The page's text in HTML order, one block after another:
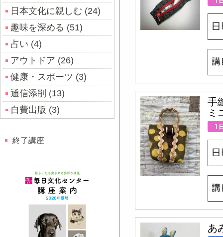
日本文化に親しむ (24)
趣味を深める (51)
占い (4)
アウトドア (26)
健康・スポーツ (3)
通信添削 (13)
自費出版 (3)
終了講座
手
ミ
あ